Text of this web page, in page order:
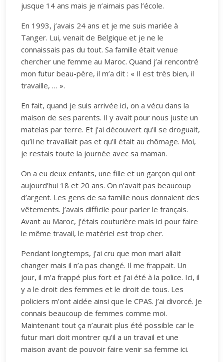
jusque 14 ans mais je n’aimais pas l’école.
En 1993, j’avais 24 ans et je me suis mariée à
Tanger. Lui, venait de Belgique et je ne le
connaissais pas du tout. Sa famille était venue
chercher une femme au Maroc. Quand j’ai rencontré
mon futur beau-père, il m’a dit : « Il est très bien, il
travaille, … ».
En fait, quand je suis arrivée ici, on a vécu dans la
maison de ses parents. Il y avait pour nous juste un
matelas par terre. Et j’ai découvert qu’il se droguait,
qu’il ne travaillait pas et qu’il était au chômage. Moi,
je restais toute la journée avec sa maman.
On a eu deux enfants, une fille et un garçon qui ont
aujourd’hui 18 et 20 ans. On n’avait pas beaucoup
d’argent. Les gens de sa famille nous donnaient des
vêtements. J’avais difficile pour parler le français.
Avant au Maroc, j’étais couturière mais ici pour faire
le même travail, le matériel est trop cher.
Pendant longtemps, j’ai cru que mon mari allait
changer mais il n’a pas changé. Il me frappait. Un
jour, il m’a frappé plus fort et j’ai été à la police. Ici, il
y a le droit des femmes et le droit de tous. Les
policiers m’ont aidée ainsi que le CPAS. J’ai divorcé. Je
connais beaucoup de femmes comme moi.
Maintenant tout ça n’aurait plus été possible car le
futur mari doit montrer qu’il a un travail et une
maison avant de pouvoir faire venir sa femme ici.